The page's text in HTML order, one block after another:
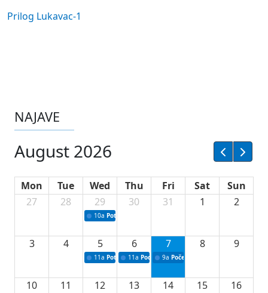
Prilog Lukavac-1
NAJAVE
August 2026
Mon Tue Wed Thu Fri Sat
Sun
27
28 29
10a Potpisivanje ugovora sa neprofitnim
30 31 1 2
3 4 5
11a Potpisivanje ugovora o stipendijama za
6
11a Podrška razvoju vodne infrastrukture u
7
9a Početak izgradnje nove
8 9
10 11 12 13 14 15 16